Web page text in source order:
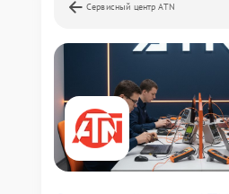
Сервисный центр ATN